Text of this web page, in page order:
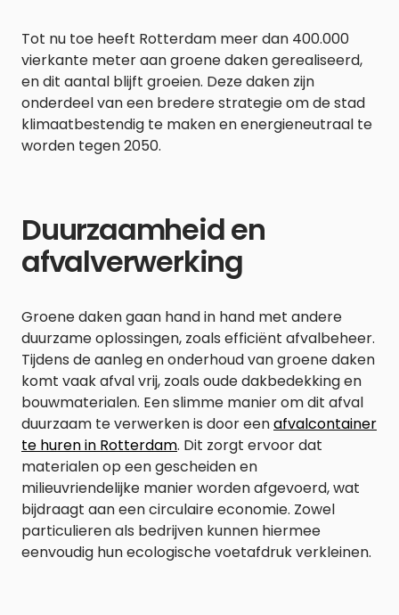
Tot nu toe heeft Rotterdam meer dan 400.000
vierkante meter aan groene daken gerealiseerd,
en dit aantal blijft groeien. Deze daken zijn
onderdeel van een bredere strategie om de stad
klimaatbestendig te maken en energieneutraal te
worden tegen 2050.
Duurzaamheid en
afvalverwerking
Groene daken gaan hand in hand met andere
duurzame oplossingen, zoals efficiënt afvalbeheer.
Tijdens de aanleg en onderhoud van groene daken
komt vaak afval vrij, zoals oude dakbedekking en
bouwmaterialen. Een slimme manier om dit afval
duurzaam te verwerken is door eenafvalcontainer
te huren in Rotterdam. Dit zorgt ervoor dat
materialen op een gescheiden en
milieuvriendelijke manier worden afgevoerd, wat
bijdraagt aan een circulaire economie. Zowel
particulieren als bedrijven kunnen hiermee
eenvoudig hun ecologische voetafdruk verkleinen.